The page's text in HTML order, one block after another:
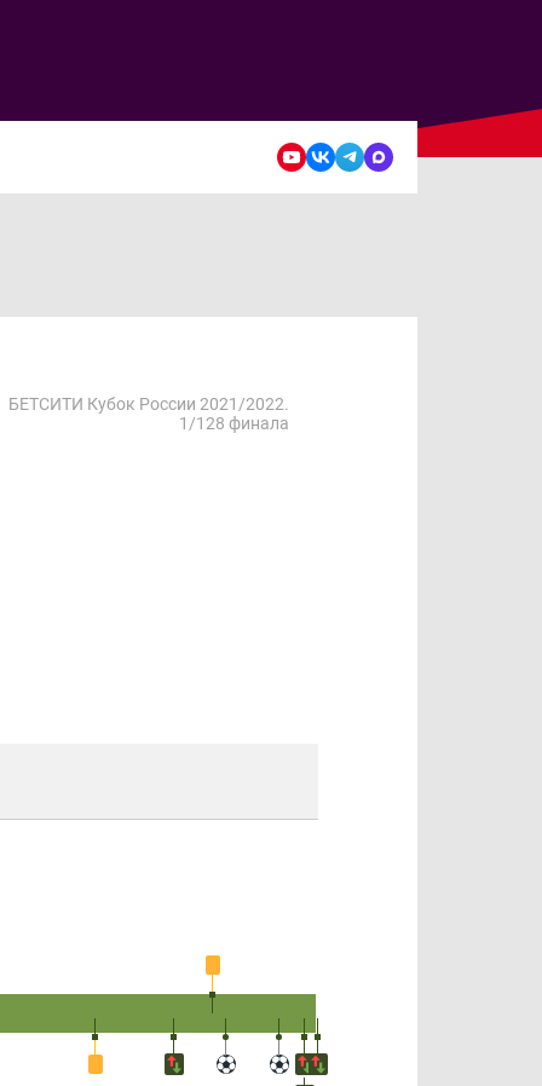
БЕТСИТИ Кубок России 2021/2022.
1/128 финала